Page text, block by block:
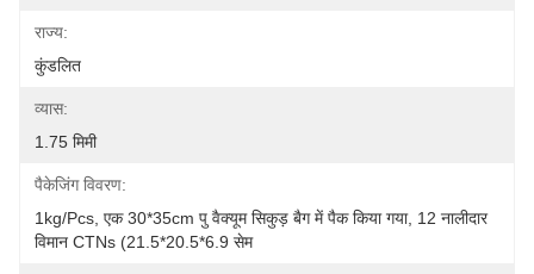
राज्य:
कुंडलित
व्यास:
1.75 मिमी
पैकेजिंग विवरण:
1kg/pcs, एक 30*35cm पु वैक्यूम सिकुड़ बैग में पैक किया गया, 12 नालीदार
विमान CTNs (21.5*20.5*6.9 सेम